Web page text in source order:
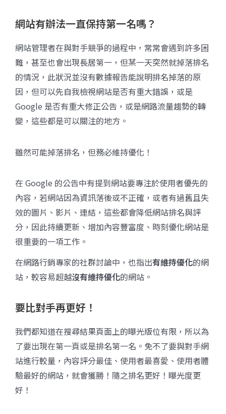
網站有辦法一直保持第一名嗎？
網站管理者在與對手競爭的過程中，常常會遇到許多困
難，甚至也會出現長居第一，但某一天突然就掉落排名
的情況，此狀況並沒有數據報告能說明排名掉落的原
因，但可以先自我檢視網站是否有重大錯誤，或是
Google 是否有重大修正公告，或是網路流量趨勢的轉
變，這些都是可以關注的地方。
雖然可能掉落排名，但務必維持優化！
在 Google 的公告中有提到網站要專注於使用者優先的
內容，若網站因為資訊落後或不正確，或者有過舊且失
效的圖片、影片、連結，這些都會降低網站排名與評
分，因此持續更新、增加內容豐富度、時刻優化網站是
很重要的一項工作。
在網路行銷專家的社群討論中，也指出有維持優化的網
站，較容易超越沒有維持優化的網站。
要比對手再更好！
我們都知道在搜尋結果頁面上的曝光版位有限，所以為
了要出現在第一頁或是排名第一名。免不了要與對手網
站進行較量，內容評分最佳、使用者最喜愛、使用者體
驗最好的網站，就會獲勝！隨之排名更好！曝光度更
好！